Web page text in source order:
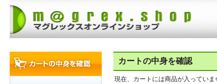
カートの中身を確認
現在、カートには商品が入っていま